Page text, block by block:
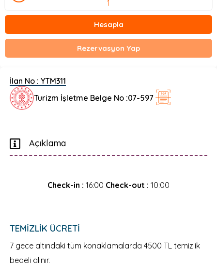
Hesapla
Rezervasyon Yap
İlan No : YTM311
Turizm İşletme Belge No :07-597
Açıklama
Check-in : 16:00 Check-out : 10:00
TEMIZLIK ÜCRETI
7 gece altındaki tüm konaklamalarda 4500 TL temizlik
bedeli alınır.